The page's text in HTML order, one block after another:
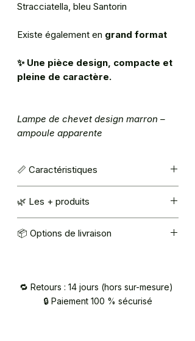
Stracciatella, bleu Santorin
Existe également en grand format
✨Une pièce design, compacte et
pleine de caractère.
Lampe de chevet design marron –
ampoule apparente
📏 Caractéristiques
Ampoule E27 (non fournie)
Taille : H 24 cm x l 5,5 cm x L 16 cm
🌿 Les + produits
Fabrication française
📦 Options de livraison
sur RDV / contact@atelier2main.fr
🔁 Retours : 14 jours (hors sur-mesure)
🔒 Paiement 100 % sécurisé